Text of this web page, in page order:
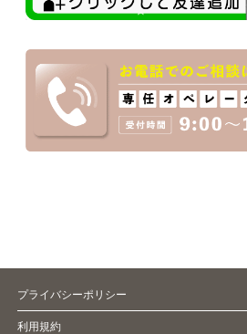
プライバシーポリシー
利用規約